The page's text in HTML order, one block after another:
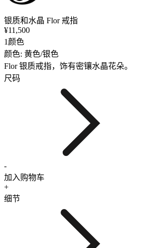
银质和水晶 Flor 戒指
¥11,500
1颜色
颜色: 黄色/银色
Flor 银质戒指，饰有密镶水晶花朵。
尺码
-
加入购物车
+
细节